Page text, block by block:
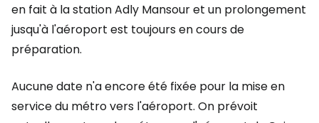
en fait à la station Adly Mansour et un prolongement
jusqu'à l'aéroport est toujours en cours de
préparation.
Aucune date n'a encore été fixée pour la mise en
service du métro vers l'aéroport. On prévoit